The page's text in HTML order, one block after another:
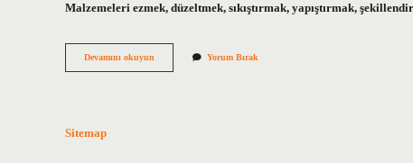
Malzemeleri ezmek, düzeltmek, sıkıştırmak, yapıştırmak,
Devamını okuyun
Pres
Yorum Bırak
Sitemap